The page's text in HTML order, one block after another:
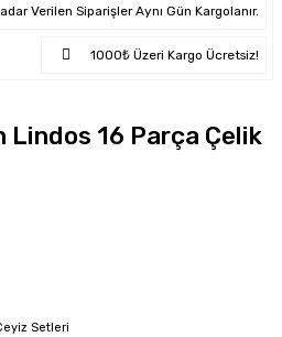
Verilen Siparişler Aynı Gün Kargolanır.
1000₺ Üzeri Kargo Ücretsiz!
Lindos 16 Parça Çelik
Setleri